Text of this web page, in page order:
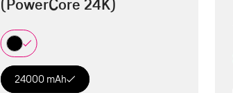
(PowerCore 24K)
24000 mAh